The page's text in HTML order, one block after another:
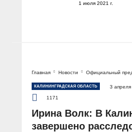
1 июля 2021 г.
Главная Новости Официальный
КАЛИНИНГРАДСКАЯ ОБЛАСТЬ
3 апреля
1171
Ирина Волк: В
завершено